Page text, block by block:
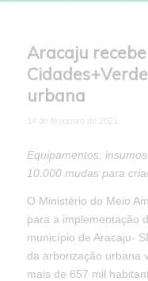
Aracaju
urbana
14 de fevereiro de 2021
Equipamentos,
10.000 mudas para
O Ministério do Meio
para a implementação
município de Aracaju-
da arborização urbana
mais de 657 mil